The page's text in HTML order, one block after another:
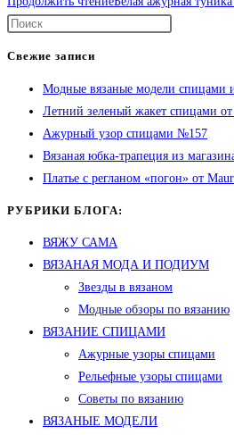
Свежие записи
Модные вязаные модели спицами
Летний зеленый жакет спицами от
Ажурный узор спицами №157
Вязаная юбка-трапеция из
Платье с регланом «погон» от
РУБРИКИ БЛОГА:
ВЯЖУ САМА
ВЯЗАНАЯ МОДА И ПОДИУМ
Звезды в вязаном
Модные обзоры по вязанию
ВЯЗАНИЕ СПИЦАМИ
Ажурные узоры спицами
Рельефные узоры спицами
Советы по вязанию
ВЯЗАНЫЕ МОДЕЛИ